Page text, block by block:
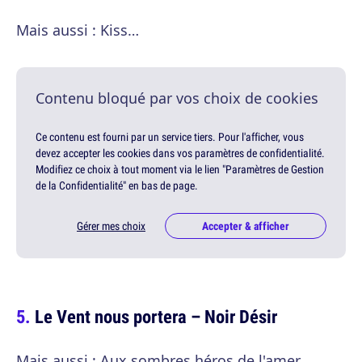
Mais aussi : Kiss…
Contenu bloqué par vos choix de cookies
Ce contenu est fourni par un service tiers. Pour l'afficher, vous
devez accepter les cookies dans vos paramètres de confidentialité.
Modifiez ce choix à tout moment via le lien "Paramètres de Gestion
de la Confidentialité" en bas de page.
Gérer mes choix Accepter & afficher
Le Vent nous portera – Noir Désir